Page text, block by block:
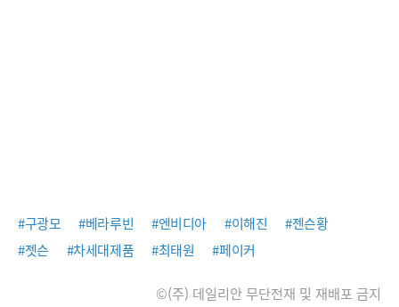
#구광모 #베라루빈 #엔비디아 #이해진
#젠슨황
#젯슨
#차세대제품 #최태원 #페이커
©(주) 데일리안 무단전재 및 재배포 금지